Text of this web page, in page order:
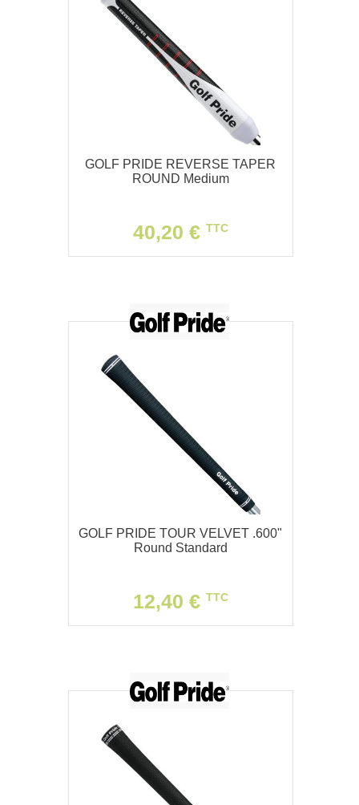
GOLF PRIDE REVERSE TAPER
ROUND Medium
40,20 € TTC
GOLF PRIDE TOUR VELVET .600"
Round Standard
12,40 € TTC